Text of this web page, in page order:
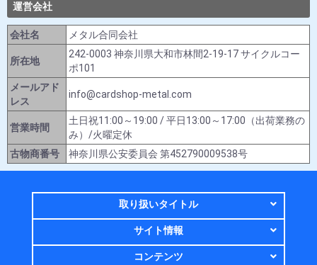
運営会社
会社名 メタル合同会社
所在地
242-0003 神奈川県大和市林間2-19-17 サイクルコー
ポ101
メールアド
レス
info@cardshop-metal.com
営業時間
土日祝11:00～19:00 / 平日13:00～17:00（出荷業務の
み）/火曜定休
古物商番号
神奈川県公安委員会 第452790009538号
取り扱いタイトル
サイト情報
コンテンツ